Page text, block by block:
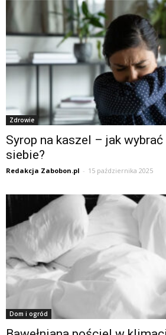
Zdrowie
Syrop na kaszel – jak
siebie?
Redakcja Zabobon.pl - 15 października 2025
Dom i ogród